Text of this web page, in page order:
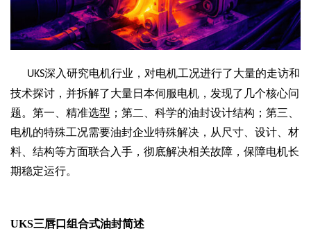
UKS深入研究电机行业，对电机工况进行了大量的走访和
技术探讨，并拆解了大量日本伺服电机，发现了几个核心问
题。第一、精准选型；第二、科学的油封设计结构；第三、
电机的特殊工况需要油封企业特殊解决，从尺寸、设计、材
料、结构等方面联合入手，彻底解决相关故障，保障电机长
期稳定运行。
UKS三唇口组合式油封简述